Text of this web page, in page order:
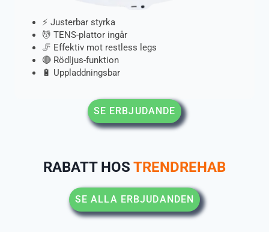
⚡ Justerbar styrka
💆 TENS-plattor ingår
🦵 Effektiv mot restless legs
🔴 Rödljus-funktion
🔋 Uppladdningsbar
SE ERBJUDANDE
RABATT HOS TRENDREHAB
SE ALLA ERBJUDANDEN